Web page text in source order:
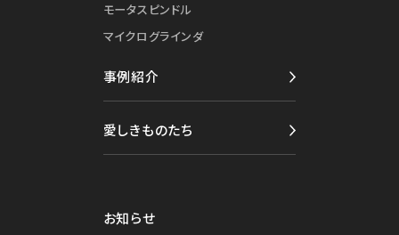
モータスピンドル
マイクログラインダ
事例紹介
愛しきものたち
お知らせ